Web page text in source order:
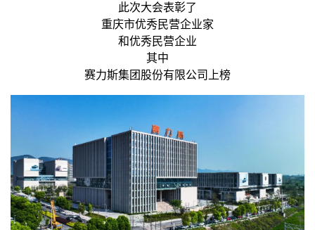
此次大会表彰了
重庆市优秀民营企业家
和优秀民营企业
其中
赛力斯集团股份有限公司上榜